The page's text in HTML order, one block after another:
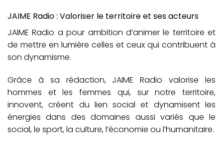
JAIME Radio : Valoriser le territoire et ses acteurs
JAIME Radio a pour ambition d’animer le territoire et
de mettre en lumière celles et ceux qui contribuent à
son dynamisme.
Grâce à sa rédaction, JAIME Radio valorise les
hommes et les femmes qui, sur notre territoire,
innovent, créent du lien social et dynamisent les
énergies dans des domaines aussi variés que le
social, le sport, la culture, l’économie ou l’humanitaire.